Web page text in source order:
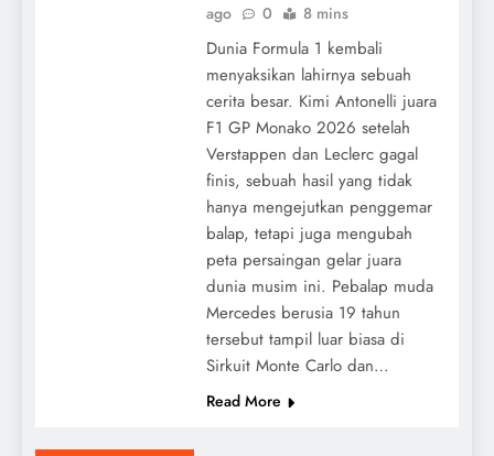
ago
0 8 mins
Dunia Formula 1 kembali
menyaksikan lahirnya sebuah
cerita besar. Kimi Antonelli juara
F1 GP Monako 2026 setelah
Verstappen dan Leclerc gagal
finis, sebuah hasil yang tidak
hanya mengejutkan penggemar
balap, tetapi juga mengubah
peta persaingan gelar juara
dunia musim ini. Pebalap muda
Mercedes berusia 19 tahun
tersebut tampil luar biasa di
Sirkuit Monte Carlo dan…
Read More